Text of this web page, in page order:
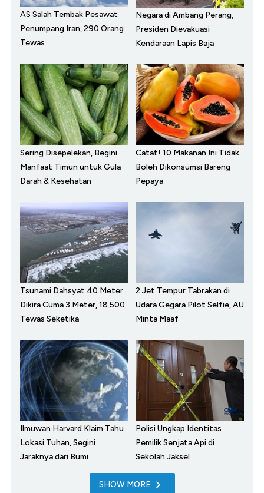
AS Salah Tembak Pesawat
Penumpang Iran, 290 Orang
Tewas
Negara di Ambang Perang,
Presiden Dievakuasi
Kendaraan Lapis Baja
Sering Disepelekan, Begini
Manfaat Timun untuk Gula
Darah & Kesehatan
Catat! 10 Makanan Ini Tidak
Boleh Dikonsumsi Bareng
Pepaya
Tsunami Dahsyat 40 Meter
Dikira Cuma 3 Meter, 18.500
Tewas Seketika
2 Jet Tempur Tabrakan di
Udara Gegara Pilot Selfie, AU
Minta Maaf
Ilmuwan Harvard Klaim Tahu
Lokasi Tuhan, Segini
Jaraknya dari Bumi
Polisi Ungkap Identitas
Pemilik Senjata Api di
Sekolah Jaksel
SHOW MORE